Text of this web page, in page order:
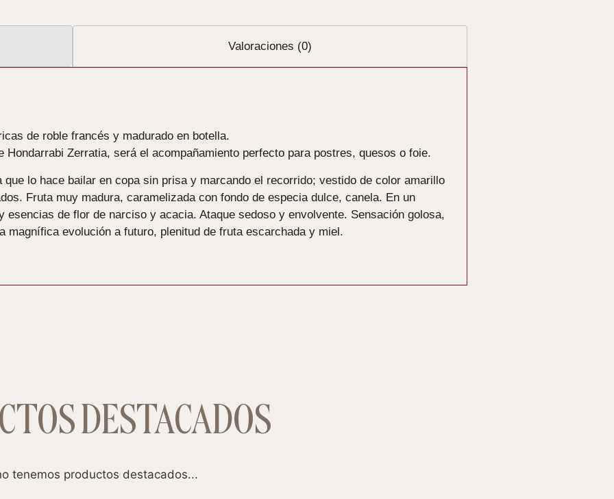
Valoraciones (0)
de roble francés y madurado en botella.
Zerratia, será el acompañamiento perfecto para postres, quesos o foie.
lo hace bailar en copa sin prisa y marcando el recorrido; vestido de color amarillo
Fruta muy madura, caramelizada con fondo de especia dulce, canela. En un
de flor de narciso y acacia. Ataque sedoso y envolvente. Sensación golosa,
evolución a futuro, plenitud de fruta escarchada y miel.
DESTACADOS
tenemos productos destacados...